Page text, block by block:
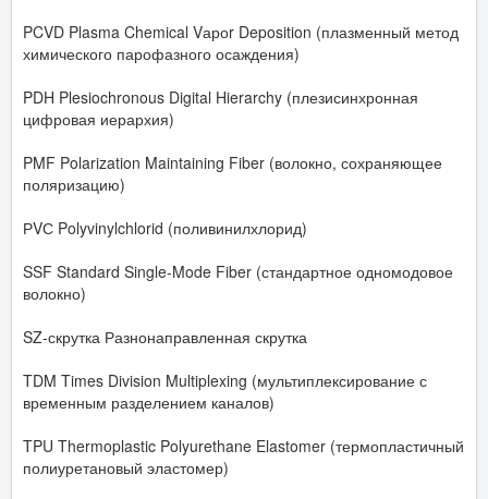
PCVD Plasma Chemical Vароr Deposition (плазменный метод
химического парофазного осаждения)
PDH Plesiochronous Digital Hierarchy (плезисинхронная
цифровая иерархия)
PMF Polarization Maintaining Fiber (волокно, сохраняющее
поляризацию)
РVС Polyvinylchlorid (поливинилхлорид)
SSF Standard Single-Mode Fiber (стандартное одномодовое
волокно)
SZ-скрутка Разнонаправленная скрутка
TDM Times Division Multiplexing (мультиплексирование с
временным разделением каналов)
TPU Thermoplastic Polyurethane Elastomer (термопластичный
полиуретановый эластомер)